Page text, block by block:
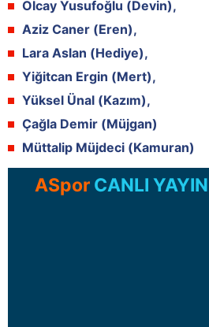
Olcay Yusufoğlu (Devin),
Aziz Caner (Eren),
Lara Aslan (Hediye),
Yiğitcan Ergin (Mert),
Yüksel Ünal (Kazım),
Çağla Demir (Müjgan)
Müttalip Müjdeci (Kamuran)
ASpor CANLI YAYIN